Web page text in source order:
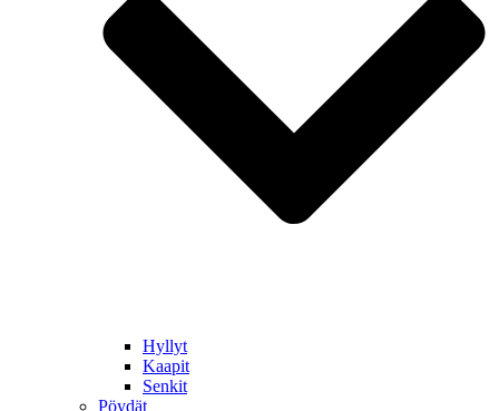
Hyllyt
Kaapit
Senkit
Pöydät